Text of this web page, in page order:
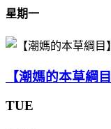
星期一
【潮媽的本草綱
TUE